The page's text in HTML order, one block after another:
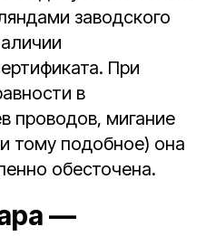
заводского
При
в
проводов, мигание
тому подобное) она
обесточена.
—